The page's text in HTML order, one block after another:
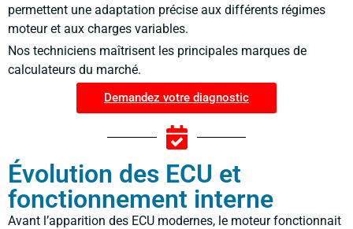
permettent une adaptation précise aux différents régimes
moteur et aux charges variables.
Nos techniciens maîtrisent les principales marques de
calculateurs du marché.
Demandez votre diagnostic
Évolution des ECU et
fonctionnement interne
Avant l’apparition des ECU modernes, le moteur fonctionnait